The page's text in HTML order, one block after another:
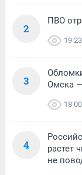
2
ПВО
19
3
Омска
18
4
растет
не